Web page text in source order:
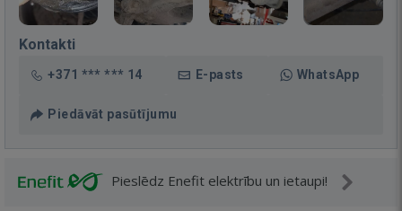
Kontakti
+371 *** *** 14 E-pasts WhatsApp
Piedāvāt pasūtījumu
Pieslēdz Enefit elektrību un ietaupi!